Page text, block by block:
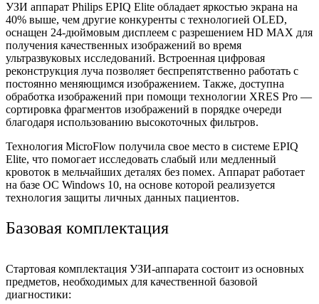
УЗИ аппарат Philips EPIQ Elite обладает яркостью экрана на
40% выше, чем другие конкуренты с технологией OLED,
оснащен 24-дюймовым дисплеем с разрешением HD MAX для
получения качественных изображений во время
ультразвуковых исследований. Встроенная цифровая
реконструкция луча позволяет беспрепятственно работать с
постоянно меняющимся изображением. Также, доступна
обработка изображений при помощи технологии XRES Pro —
сортировка фрагментов изображений в порядке очереди
благодаря использованию высокоточных фильтров.
Технология MicroFlow получила свое место в системе EPIQ
Elite, что помогает исследовать слабый или медленный
кровоток в мельчайших деталях без помех. Аппарат работает
на базе ОС Windows 10, на основе которой реализуется
технология защиты личных данных пациентов.
Базовая комплектация
Стартовая комплектация УЗИ-аппарата состоит из основных
предметов, необходимых для качественной базовой
диагностики: